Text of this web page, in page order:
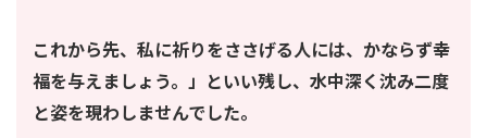
これから先、私に祈りをささげる人には、かならず幸
福を与えましょう。」といい残し、水中深く沈み二度
と姿を現わしませんでした。